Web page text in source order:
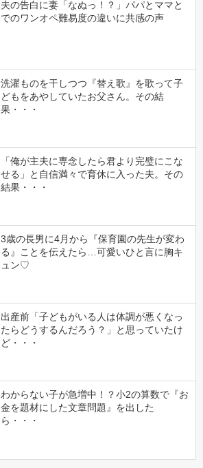
夫の告白に妻「なぬっ！？」パパとママと
でのワンオペ難易度の違いに共感の声
洗濯ものを干しつつ『替え歌』を歌って子
どもをあやしていたお父さん。その結
果・・・
「俺が主夫に専念したら君より完璧にこな
せる」と自信満々で育休に入った夫。その
結果・・・
3歳の長男に4月から『保育園の先生が変わ
る』ことを伝えたら…可愛いひと言に胸キ
ュン♡
出産前「子どもがいる人は体調が悪くなっ
たらどうするんだろう？」と思っていたけ
ど・・・
わからない子が急増中！？小2の算数で『お
金を題材にした文章問題』を出した
ら・・・